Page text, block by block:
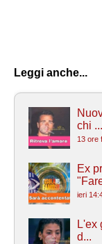
Leggi anche...
chi ...
13 ore
Ex
ieri
L'ex
d...